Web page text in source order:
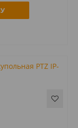
PTZ IP-